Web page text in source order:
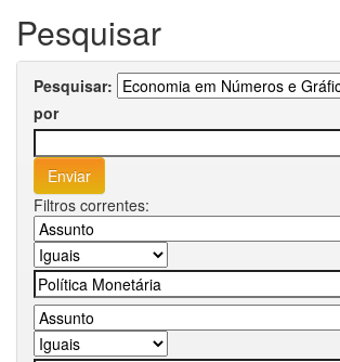
Pesquisar
Pesquisar:
por
Filtros correntes: